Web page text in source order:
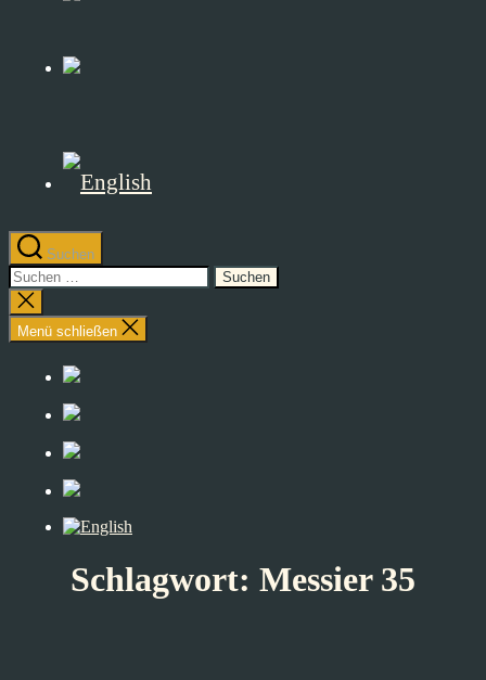
Suchen
Suchen
nach:
Suche
schließen
Menü schließen
Schlagwort: Messier 35